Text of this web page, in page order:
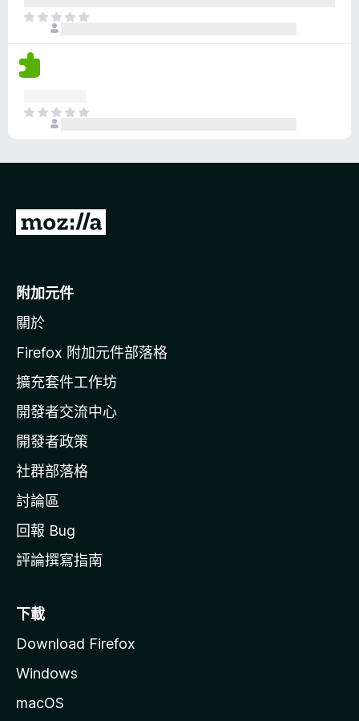
目
沒
有
目
有
前
o
i
l
a
官
網
附加元件
關於
Firefox 附加元件部落格
擴充套件工作坊
開發者交流中心
開發者政策
社群部落格
討論區
回報 Bug
評論撰寫指南
下載
Download Firefox
Windows
macOS